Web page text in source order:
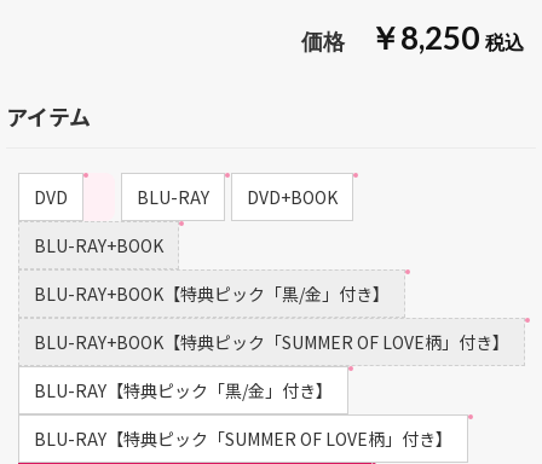
￥8,250
アイテム
DVD BLU-RAY
DVD+BOOK
BLU-RAY+BOOK
BLU-RAY+BOOK【特典ピック「黒/金」付き】
BLU-RAY+BOOK【特典ピック「SUMMER OF LOVE柄」付き】
BLU-RAY【特典ピック「黒/金」付き】
BLU-RAY【特典ピック「SUMMER OF LOVE柄」付き】